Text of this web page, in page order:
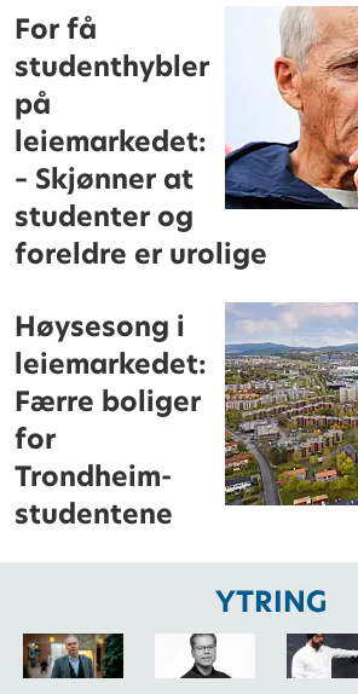
For få
studenthybler
på
leiemarkedet:
– Skjønner at
studenter og
foreldre er urolige
Høysesong i
leiemarkedet:
Færre boliger
for
Trondheim-
studentene
YTRING